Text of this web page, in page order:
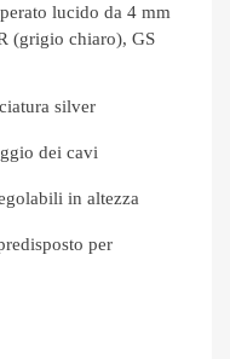
lucido da 4 mm
(grigio chiaro), GS
silver
dei cavi
in altezza
per